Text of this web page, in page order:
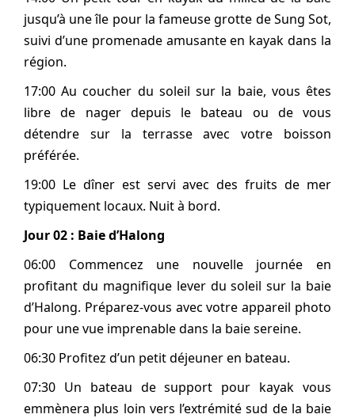
jusqu’à une île pour la fameuse grotte de Sung Sot,
suivi d’une promenade amusante en kayak dans la
région.
17:00 Au coucher du soleil sur la baie, vous êtes
libre de nager depuis le bateau ou de vous
détendre sur la terrasse avec votre boisson
préférée.
19:00 Le dîner est servi avec des fruits de mer
typiquement locaux. Nuit à bord.
Jour 02 : Baie d’Halong
06:00 Commencez une nouvelle journée en
profitant du magnifique lever du soleil sur la baie
d’Halong. Préparez-vous avec votre appareil photo
pour une vue imprenable dans la baie sereine.
06:30 Profitez d’un petit déjeuner en bateau.
07:30 Un bateau de support pour kayak vous
emmènera plus loin vers l’extrémité sud de la baie